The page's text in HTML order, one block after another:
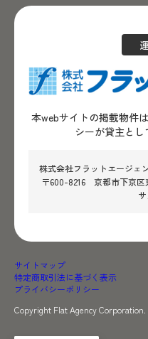
本webサイトの掲載物件
シーが貸主とし
株式会社フラットエージェ
〒600-8216 京都市下京
サイトマップ
特定商取引法に基づく表示
プライバシーポリシー
Copyright Flat Agency Corporation.